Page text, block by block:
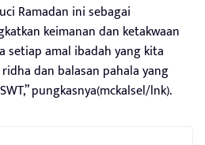
Ramadan ini sebagai
keimanan dan ketakwaan
setiap amal ibadah yang kita
dan balasan pahala yang
pungkasnya(mckalsel/lnk).